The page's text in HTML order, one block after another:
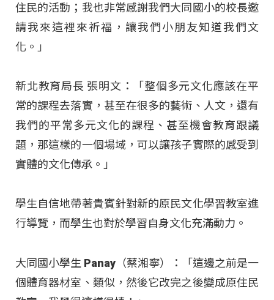
住民的活動；我也非常感謝我們大同國小的校長邀
請我來這裡來祈福，讓我們小朋友知道我們文
化。」
新北教育局長 張明文：「整個多元文化應該在平
常的課程去落實，甚至在很多的藝術、人文，還有
我們的平常多元文化的課程、甚至機會教育跟議
題，那這樣的一個場域，可以讓孩子實際的感受到
實體的文化傳承。」
學生自信地帶著貴賓針對新的原民文化學習教室進
行導覽，而學生也對於學習自身文化充滿動力。
大同國小學生 Panay（蔡湘寧）：「這邊之前是一
個體育器材室、類似，然後它改完之後變成原住民